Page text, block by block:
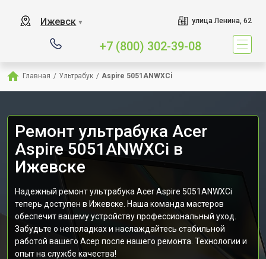
Ижевск ▼ улица Ленина, 62
+7 (800) 302-39-08
Главная / Ультрабук / Aspire 5051ANWXCi
Ремонт ультрабука Acer
Aspire 5051ANWXCi в
Ижевске
Надежный ремонт ультрабука Acer Aspire 5051ANWXCi
теперь доступен в Ижевске. Наша команда мастеров
обеспечит вашему устройству профессиональный уход.
Забудьте о неполадках и наслаждайтесь стабильной
работой вашего Асер после нашего ремонта. Технологии и
опыт на службе качества!